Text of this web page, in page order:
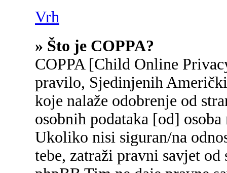
Vrh
» Što je COPPA?
COPPA [Child Online
pravilo, Sjedinjenih
koje nalaže odobrenje od
osobnih podataka [od]
Ukoliko nisi siguran/na
tebe, zatraži pravni savjet od